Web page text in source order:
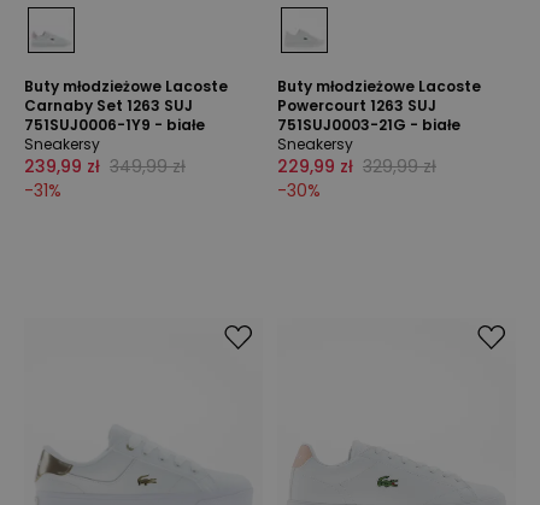
Buty młodzieżowe Lacoste
Carnaby Set 1263 SUJ
751SUJ0006-1Y9 - białe
Sneakersy
239,99 zł 349,99 zł
-31%
Buty młodzieżowe Lacoste
Powercourt 1263 SUJ
751SUJ0003-21G - białe
Sneakersy
229,99 zł 329,99 zł
-30%